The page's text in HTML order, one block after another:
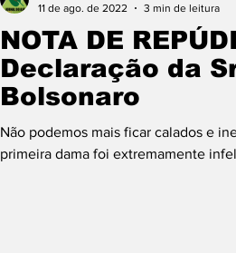
NOTA DE
Declaração da
Bolsonaro
Não podemos mais ficar calados e
primeira dama foi extremamente
11 de ago. de 2022
3 min de leitura